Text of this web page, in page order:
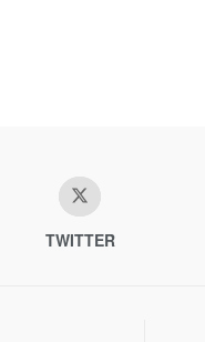
TWITTER